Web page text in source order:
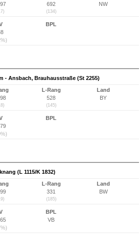
692
(134)
NW
BPL
- Ansbach, Brauhausstraße (St 2255)
L-Rang
528
(145)
Land
BY
BPL
(L 1115/K 1832)
L-Rang
331
(185)
Land
BW
BPL
VB